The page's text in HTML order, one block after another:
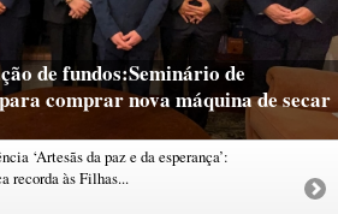
de fundos:Seminário de
comprar nova máquina de secar
‘Artesãs da paz e da esperança’:
recorda às Filhas...